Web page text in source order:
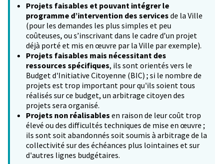
Projets faisables et pouvant intégrer le
programme d’intervention des services de la Ville
(pour les demandes les plus simples et peu
coûteuses, ou s’inscrivant dans le cadre d’un projet
déjà porté et mis en œuvre par la Ville par exemple).
Projets faisables mais nécessitant des
ressources spécifiques, ils sont orientés vers le
Budget d'Initiative Citoyenne (BIC) ; si le nombre de
projets est trop important pour qu'ils soient tous
réalisés sur ce budget, un arbitrage citoyen des
projets sera organisé.
Projets non réalisables en raison de leur coût trop
élevé ou des difficultés techniques de mise en œuvre ;
ils sont soit abandonnés soit soumis à arbitrage de la
collectivité sur des échéances plus lointaines et sur
d'autres lignes budgétaires.